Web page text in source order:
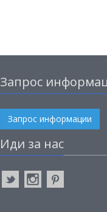
Запрос
Запрос информации
Иди за нас